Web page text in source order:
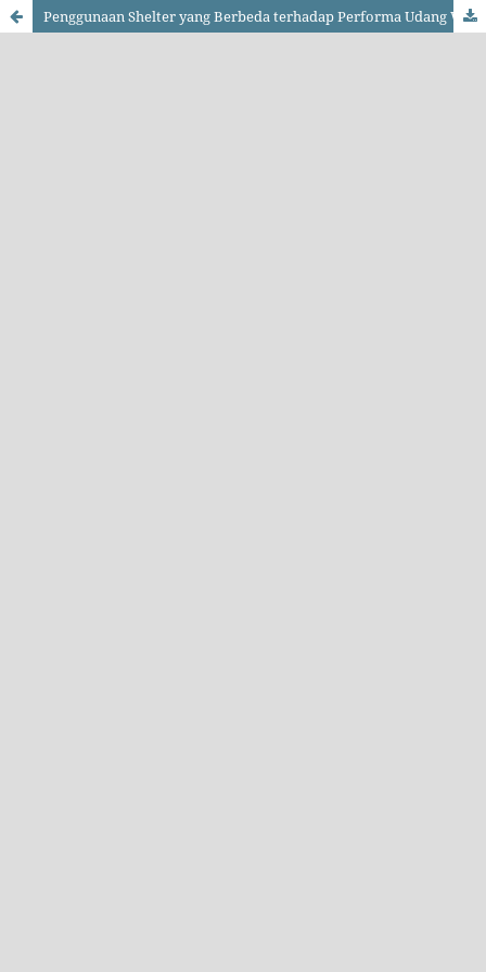
Penggunaan Shelter yang Berbeda terhadap Performa Udang Windu (Penaeus monodon) dengan Sistem Zero Water Discharge